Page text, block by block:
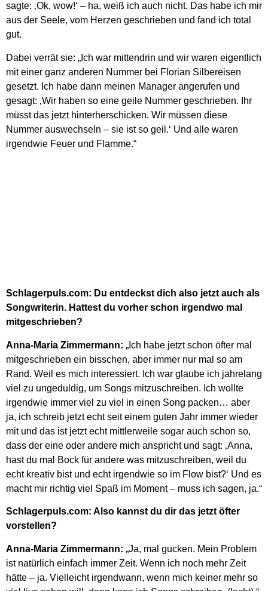
sagte: ‚Ok, wow!‘ – ha, weiß ich auch nicht. Das habe ich mir
aus der Seele, vom Herzen geschrieben und fand ich total
gut.
Dabei verrät sie: „Ich war mittendrin und wir waren eigentlich
mit einer ganz anderen Nummer bei Florian Silbereisen
gesetzt. Ich habe dann meinen Manager angerufen und
gesagt: ‚Wir haben so eine geile Nummer geschrieben. Ihr
müsst das jetzt hinterherschicken. Wir müssen diese
Nummer auswechseln – sie ist so geil.‘ Und alle waren
irgendwie Feuer und Flamme.“
Schlagerpuls.com: Du entdeckst dich also jetzt auch als
Songwriterin. Hattest du vorher schon irgendwo mal
mitgeschrieben?
Anna-Maria Zimmermann: „Ich habe jetzt schon öfter mal
mitgeschrieben ein bisschen, aber immer nur mal so am
Rand. Weil es mich interessiert. Ich war glaube ich jahrelang
viel zu ungeduldig, um Songs mitzuschreiben. Ich wollte
irgendwie immer viel zu viel in einen Song packen… aber
ja, ich schreib jetzt echt seit einem guten Jahr immer wieder
mit und das ist jetzt echt mittlerweile sogar auch schon so,
dass der eine oder andere mich anspricht und sagt: ‚Anna,
hast du mal Bock für andere was mitzuschreiben, weil du
echt kreativ bist und echt irgendwie so im Flow bist?‘ Und es
macht mir richtig viel Spaß im Moment – muss ich sagen, ja.“
Schlagerpuls.com: Also kannst du dir das jetzt öfter
vorstellen?
Anna-Maria Zimmermann: „Ja, mal gucken. Mein Problem
ist natürlich einfach immer Zeit. Wenn ich noch mehr Zeit
hätte – ja. Vielleicht irgendwann, wenn mich keiner mehr so